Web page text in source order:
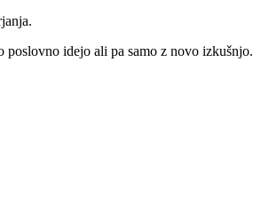
idejo ali pa samo z novo izkušnjo.